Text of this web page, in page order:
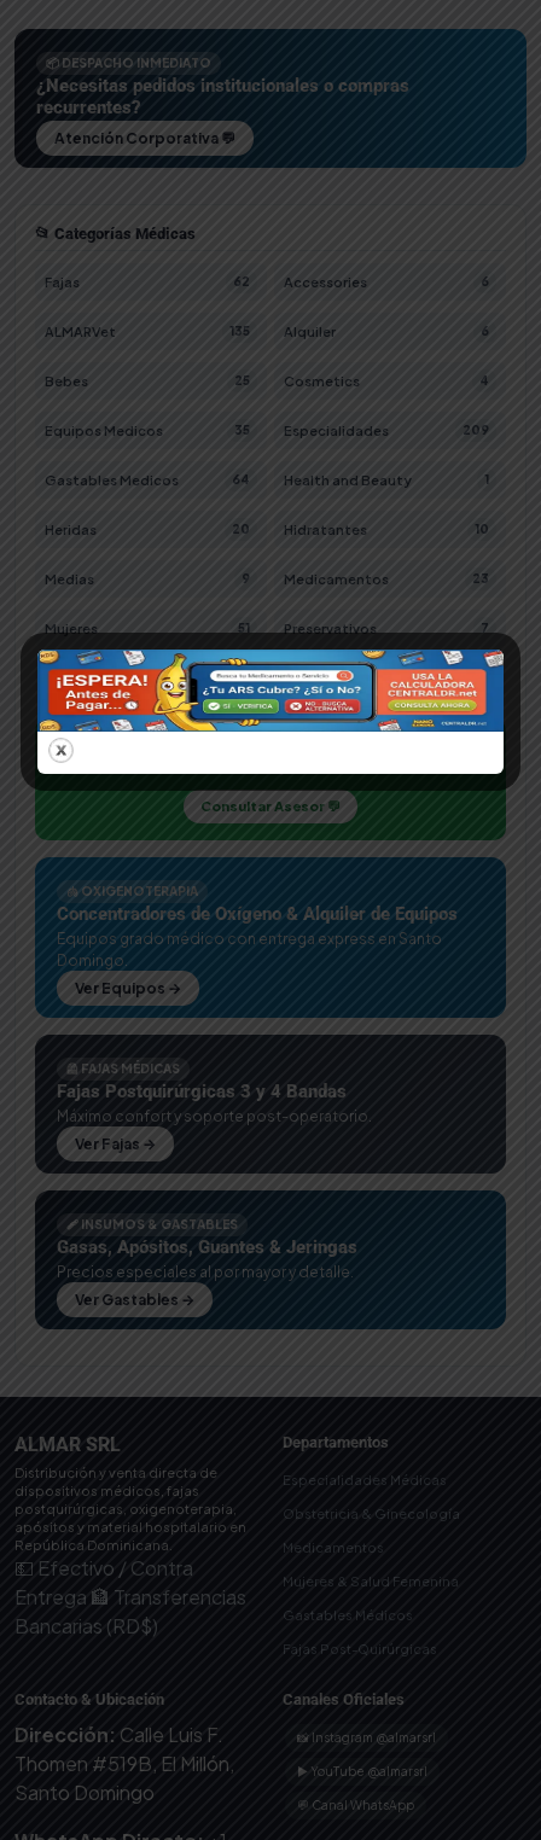
📂 Categorías Médicas
Fajas 62 Accessories 6
ALMARVet 135 Alquiler 6
Bebes 25 Cosmetics 4
Equipos Medicos 35 Especialidades 209
Gastables Medicos 64 Health and Beauty 1
Heridas 20 Hidratantes 10
Medias 9 Medicamentos 23
Mujeres 51 Preservativos 7
Salud y Bienestar 265 Tulipe 3
Consultar Asesor 💬
🫁 OXIGENOTERAPIA
Concentradores de Oxígeno & Alquiler de Equipos
Equipos grado médico con entrega express en Santo
Domingo.
Ver Equipos →
🦺 FAJAS MÉDICAS
Fajas Postquirúrgicas 3 y 4 Bandas
Máximo confort y soporte post-operatorio.
Ver Fajas →
🩹 INSUMOS & GASTABLES
Gasas, Apósitos, Guantes & Jeringas
Precios especiales al por mayor y detalle.
Ver Gastables →
📦 DESPACHO INMEDIATO
¿Necesitas pedidos institucionales o compras
recurrentes?
Atención Corporativa 💬
ALMAR SRL
Distribución y venta directa de
dispositivos médicos, fajas
postquirúrgicas, oxigenoterapia,
apósitos y material hospitalario en
República Dominicana.
💵 Efectivo / Contra
Entrega 🏦 Transferencias
Bancarias (RD$)
Departamentos
Especialidades Médicas
Obstetricia & Ginecología
Medicamentos
Mujeres & Salud Femenina
Gastables Médicos
Fajas Post-Quirúrgicas
Contacto & Ubicación
Dirección: Calle Luis F.
Thomen #519B, El Millón,
Santo Domingo
Canales Oficiales
📸 Instagram @almarsrl
▶ YouTube @almarsrl
💬 Canal WhatsApp